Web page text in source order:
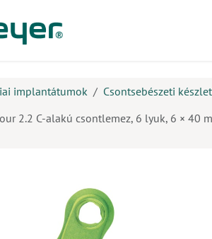
implantátumok
Csontsebészeti
2.2 C-alakú csontlemez, 6 lyuk, 6 × 40